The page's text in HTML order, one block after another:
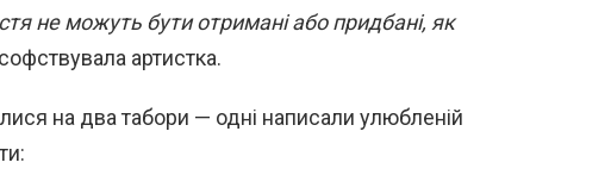
не можуть бути отримані або придбані, як
артистка.
на два табори — одні написали улюбленій